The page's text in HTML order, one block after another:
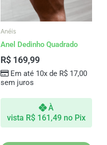
Anéis
Anel Dedinho Quadrado
R$ 169,99
Em até 10x de R$17,00
sem juros
À
vista R$ 161,49 no Pix